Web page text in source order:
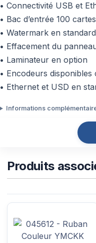
• Connectivité USB et
• Bac d’entrée 100 cartes
• Watermark en standard
• Effacement du
• Laminateur en option
• Encodeurs
• Ethernet et USD en
Informations
Produits